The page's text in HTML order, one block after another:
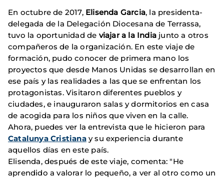
En octubre de 2017, Elisenda Garcia, la presidenta-
delegada de la Delegación Diocesana de Terrassa,
tuvo la oportunidad de viajar a la India junto a otros
compañeros de la organización. En este viaje de
formación, pudo conocer de primera mano los
proyectos que desde Manos Unidas se desarrollan en
ese país y las realidades a las que se enfrentan los
protagonistas. Visitaron diferentes pueblos y
ciudades, e inauguraron salas y dormitorios en casa
de acogida para los niños que viven en la calle.
Ahora, puedes ver la entrevista que le hicieron para
Catalunya Cristianay su experiencia durante
aquellos días en este país.
Elisenda, después de este viaje, comenta: "He
aprendido a valorar lo pequeño, a ver al otro como un